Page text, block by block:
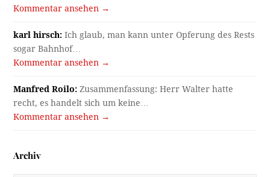
Kommentar ansehen →
karl hirsch: Ich glaub, man kann unter Opferung des Rests
sogar Bahnhof…
Kommentar ansehen →
Manfred Roilo: Zusammenfassung: Herr Walter hatte
recht, es handelt sich um keine…
Kommentar ansehen →
Archiv